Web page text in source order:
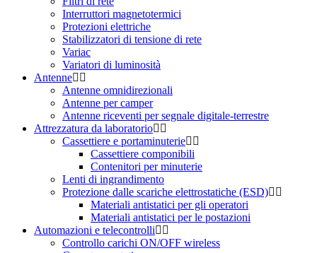
Interruttori magnetotermici
Protezioni elettriche
Stabilizzatori di tensione di rete
Variac
Variatori di luminosità
Antenne
Antenne omnidirezionali
Antenne per camper
Antenne riceventi per segnale digitale-terrestre
Attrezzatura da laboratorio
Cassettiere e portaminuterie
Cassettiere componibili
Contenitori per minuterie
Lenti di ingrandimento
Protezione dalle scariche elettrostatiche (ESD)
Materiali antistatici per gli operatori
Materiali antistatici per le postazioni
Automazioni e telecontrolli
Controllo carichi ON/OFF wireless